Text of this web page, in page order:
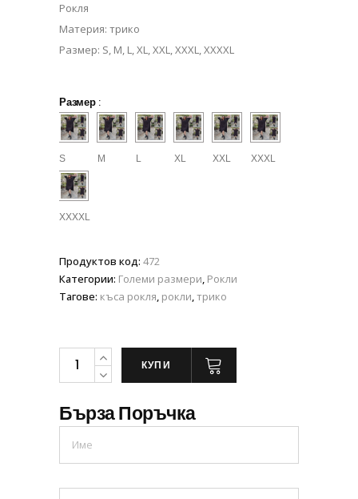
Рокля
Материя: трико
Размер: S, M, L, XL, XXL, XXXL, XXXXL
Размер:
S M L XL XXL XXXL
XXXXL
Продуктов код: 472
Категории: Големи размери, Рокли
Тагове: къса рокля, рокли,трико
КУПИ
Бърза Поръчка